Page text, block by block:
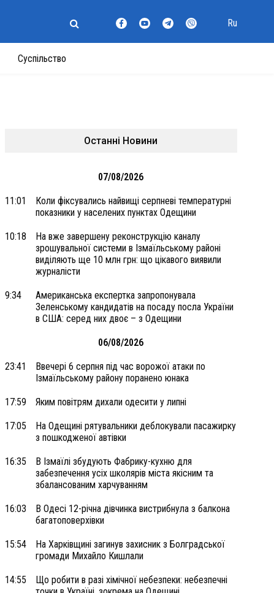
Суспільство
Ru
Останні Новини
07/08/2026
11:01
Коли фіксувались найвищі серпневі температурні
показники у населених пунктах Одещини
10:18
На вже завершену реконструкцію каналу
зрошувальної системи в Ізмаїльському районі
виділяють ще 10 млн грн: що цікавого виявили
журналісти
9:34
Американська експертка запропонувала
Зеленському кандидатів на посаду посла України
в США: серед них двоє – з Одещини
06/08/2026
23:41
Ввечері 6 серпня під час ворожої атаки по
Ізмаїльському району поранено юнака
17:59 Яким повітрям дихали одесити у липні
17:05
На Одещині рятувальники деблокували пасажирку
з пошкодженої автівки
16:35
В Ізмаїлі збудують Фабрику-кухню для
забезпечення усіх школярів міста якісним та
збалансованим харчуванням
16:03
В Одесі 12-річна дівчинка вистрибнула з балкона
багатоповерхівки
15:54
На Харківщині загинув захисник з Болградської
громади Михайло Кишлали
14:55
Що робити в разі хімічної небезпеки: небезпечні